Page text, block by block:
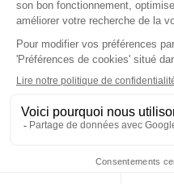
LA
F1 : forte baisse des
au T2 2026,
chamboulé et
pistes de croissance
Aug 6, 2026